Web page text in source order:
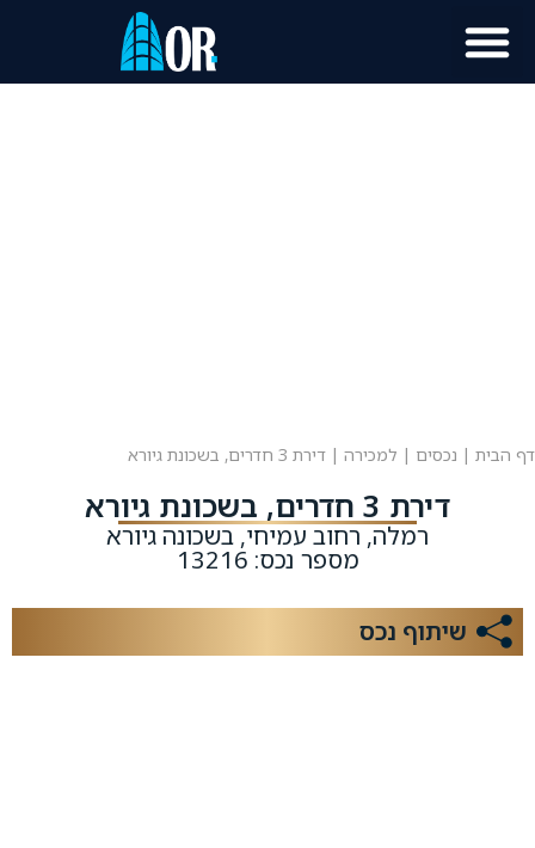
דף הבית | נכסים | למכירה | דירת 3 חדרים, בשכונת גיורא
דירת 3 חדרים, בשכונת גיורא
רמלה, רחוב עמיחי, בשכונה גיורא
מספר נכס: 13216
שיתוף נכס